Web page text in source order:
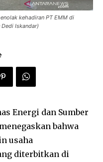
kehadiran PT EMM di
Iskandar)
Energi dan Sumber
bahwa
usaha
diterbitkan di